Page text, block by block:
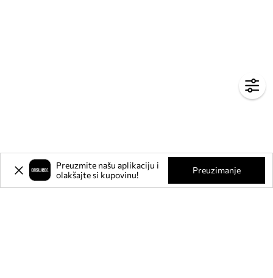
Preuzmite našu aplikaciju i
olakšajte si kupovinu!
Preuzimanje